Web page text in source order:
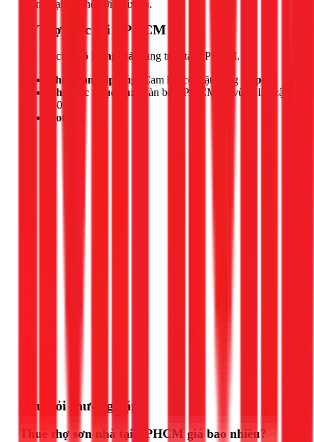
ngần ngại liên hệ với 1Fix.vn.
📍 Thợ trực tại TPHCM
Đội thợ của Võ Hồng Hải
đang trực tại TPHCM.
Thời gian đáp ứng:
Cam kết có mặt trong
30 phút
Khu vực phục vụ:
Toàn bộ TP.HCM và vùng lân cận
(50km)
Hotline:
Câu hỏi thường gặp
Thuê thợ sơn nhà tại TPHCM giá bao nhiêu?